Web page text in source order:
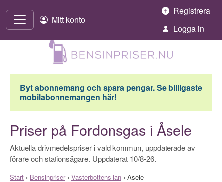
Mitt konto
Registrera
Logga in
Byt abonnemang och spara pengar. Se billigaste
mobilabonnemangen här!
Priser på Fordonsgas i Åsele
Aktuella drivmedelspriser i vald kommun, uppdaterade av
förare och stationsägare. Uppdaterat 10/8-26.
Start › Bensinpriser› Vasterbottens-lan › Asele